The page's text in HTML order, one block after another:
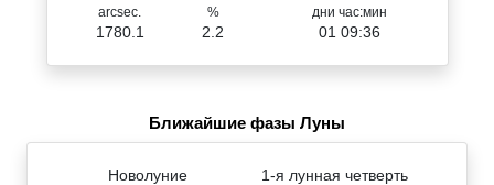
arcsec.
1780.1
%
2.2
дни час:мин
01 09:36
Ближайшие фазы Луны
Новолуние
1-я лунная четверть